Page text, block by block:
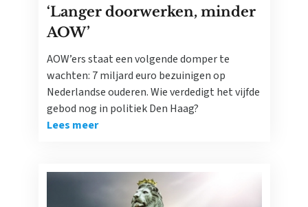
‘Langer doorwerken, minder
AOW’
AOW’ers staat een volgende domper te
wachten: 7 miljard euro bezuinigen op
Nederlandse ouderen. Wie verdedigt het vijfde
gebod nog in politiek Den Haag?
Lees meer